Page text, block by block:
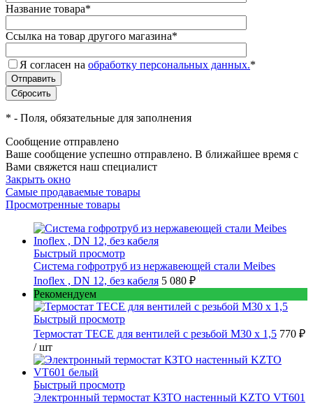
Название товара*
Ссылка на товар другого магазина*
Я согласен на обработку персональных данных.*
* - Поля, обязательные для заполнения
Сообщение отправлено
Ваше сообщение успешно отправлено. В ближайшее время с
Вами свяжется наш специалист
Закрыть окно
Самые продаваемые товары
Просмотренные товары
Быстрый просмотр
Cистема гофротруб из нержавеющей стали Meibes
Inoflex , DN 12, без кабеля 5 080 ₽
Рекомендуем
Быстрый просмотр
Термостат TECE для вентилей с резьбой М30 х 1,5 770 ₽
/ шт
Быстрый просмотр
Электронный термостат КЗТО настенный KZTO VT601